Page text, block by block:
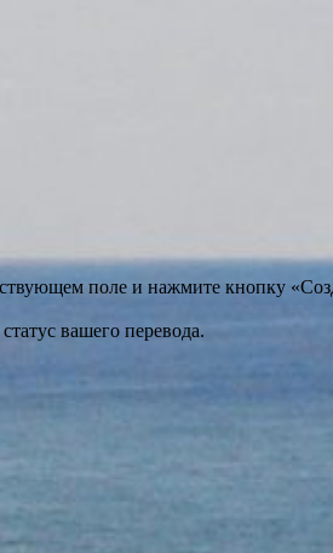
поле и нажмите кнопку
вашего перевода.